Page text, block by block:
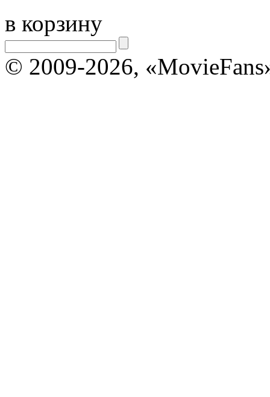
в корзину
© 2009-2026,